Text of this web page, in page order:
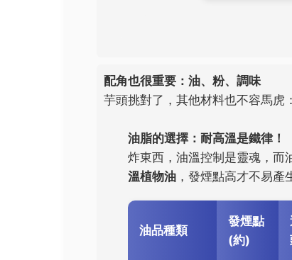
配角也很重要：油、粉、調味
芋頭挑對了，其他材料也不容馬虎：
油脂的選擇：耐高溫是鐵律！
炸東西，油溫控制是靈魂，而
溫植物油 ，發煙點高才不易產
油品種類
發煙點
(約)